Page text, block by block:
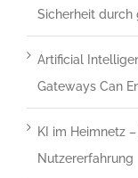
Sicherheit durch
Artificial
Gateways Can
KI im Heimnetz
Nutzererfahrung